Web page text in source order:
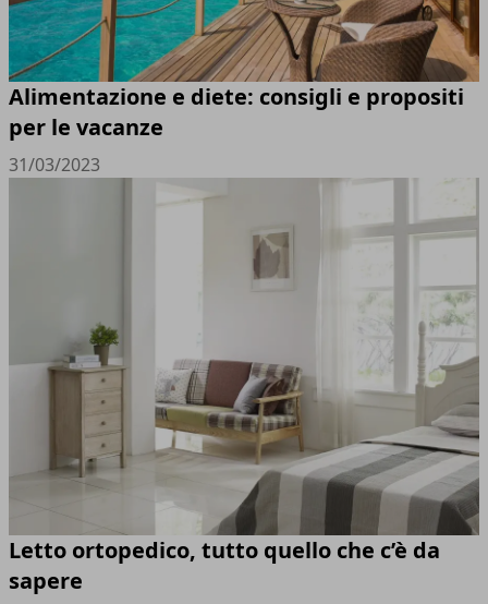
Alimentazione e diete: consigli e propositi
per le vacanze
31/03/2023
Letto ortopedico, tutto quello che c’è da
sapere